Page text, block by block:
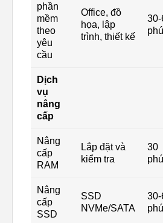
phần
mềm
theo
yêu
cầu
Office, đồ
họa, lập
trình, thiết kế
Dịch
vụ
nâng
cấp
Nâng
cấp
RAM
Lắp đặt và
kiểm tra
30
Nâng
cấp
SSD
SSD
NVMe/SATA